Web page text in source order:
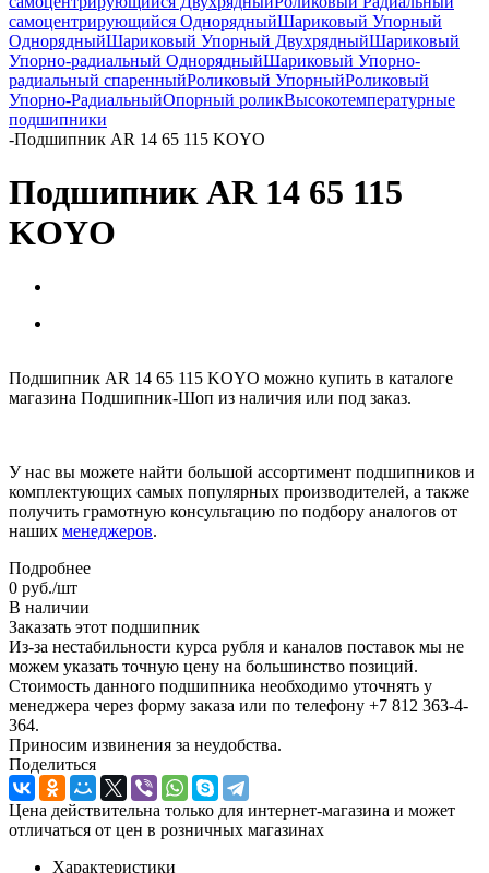
самоцентрирующийся ОднорядныйШариковый Упорный
ОднорядныйШариковый Упорный ДвухрядныйШариковый
Упорно-радиальный ОднорядныйШариковый Упорно-
радиальный спаренныйРоликовый УпорныйРоликовый
Упорно-РадиальныйОпорный роликВысокотемпературные
подшипники
-Подшипник AR 14 65 115 KOYO
Подшипник AR 14 65 115
KOYO
Подшипник AR 14 65 115 KOYO можно купить в каталоге
магазина Подшипник-Шоп из наличия или под заказ.
У нас вы можете найти большой ассортимент подшипников и
комплектующих самых популярных производителей, а также
получить грамотную консультацию по подбору аналогов от
наших менеджеров.
Подробнее
0 руб./шт
В наличии
Заказать этот подшипник
Из-за нестабильности курса рубля и каналов поставок мы не
можем указать точную цену на большинство позиций.
Стоимость данного подшипника необходимо уточнять у
менеджера через форму заказа или по телефону +7 812 363-4-
364.
Приносим извинения за неудобства.
Поделиться
Цена действительна только для интернет-магазина и может
отличаться от цен в розничных магазинах
Характеристики